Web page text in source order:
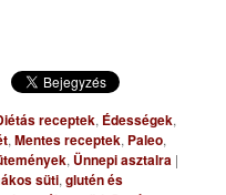
receptek, Édességek,
,Mentes receptek, Paleo,
, Ünnepi asztalra |
süti,glutén és